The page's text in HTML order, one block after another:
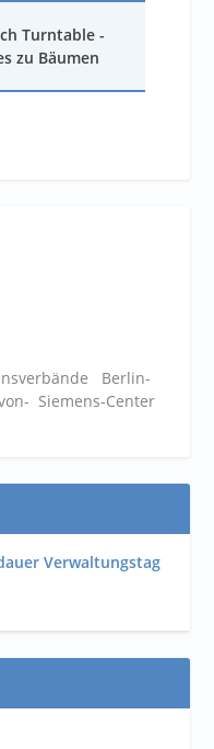
Turntable -
zu Bäumen
Berlin-
Siemens-Center
Verwaltungstag